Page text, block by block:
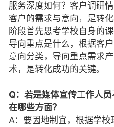
兴日报 6月7日下午，记
悉，为贯彻落实绍兴市经济
神，绍兴市迅速出台稳住经
以更大力度、更快速度、更
0 2.6k
06-08 15:43 电脑端 热点专题
服务深度如何？客户调研
客户的需求与意向，是转
阶段首先思考学校自身的
导向重点是什么，根据客
意向分类，导向重点需求
术，是转化成功的关键。
Q：若是媒体宣传工作人
在哪些方面？
A：要因地制宜，根据学